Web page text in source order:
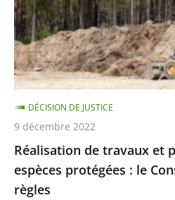
des
espèces
protégées
:
le
Conseil
d’État
précise
les
règles
Réalisation de travaux et
espèces protégées : le
règles
DÉCISION DE JUSTICE
9 décembre 2022